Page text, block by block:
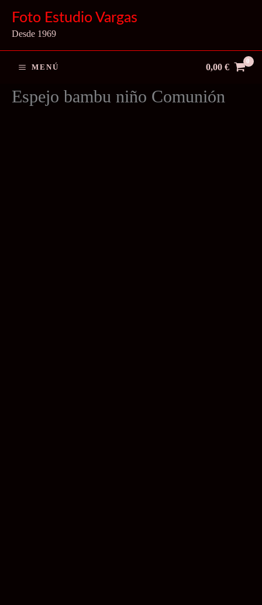
contenido
Foto Estudio Vargas
Desde 1969
MENÚ 0,00 €
Espejo bambu niño Comunión